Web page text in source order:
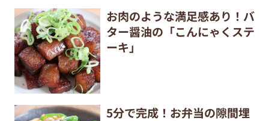
お肉のような満足感あり！バ
ター醤油の「こんにゃくステ
ーキ」
5分で完成！お弁当の隙間埋